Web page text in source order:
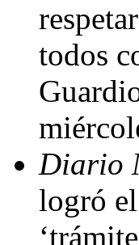
todos
Diario
logró